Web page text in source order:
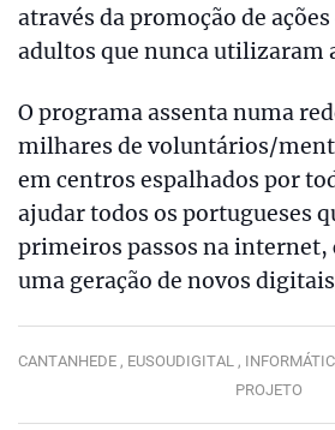
através da promoção de
adultos que nunca utilizaram
O programa assenta numa
milhares de voluntários/
em centros espalhados por
ajudar todos os portugueses
primeiros passos na internet,
uma geração de novos
CANTANHEDE , EUSOUDIGITAL ,
PROJETO